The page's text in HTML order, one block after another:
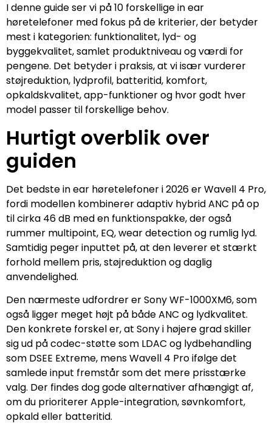
I denne guide ser vi på 10 forskellige in ear
høretelefoner med fokus på de kriterier, der betyder
mest i kategorien: funktionalitet, lyd- og
byggekvalitet, samlet produktniveau og værdi for
pengene. Det betyder i praksis, at vi især vurderer
støjreduktion, lydprofil, batteritid, komfort,
opkaldskvalitet, app-funktioner og hvor godt hver
model passer til forskellige behov.
Hurtigt overblik over
guiden
Det bedste in ear høretelefoner i 2026 er Wavell 4 Pro,
fordi modellen kombinerer adaptiv hybrid ANC på op
til cirka 46 dB med en funktionspakke, der også
rummer multipoint, EQ, wear detection og rumlig lyd.
Samtidig peger inputtet på, at den leverer et stærkt
forhold mellem pris, støjreduktion og daglig
anvendelighed.
Den nærmeste udfordrer er Sony WF-1000XM6, som
også ligger meget højt på både ANC og lydkvalitet.
Den konkrete forskel er, at Sony i højere grad skiller
sig ud på codec-støtte som LDAC og lydbehandling
som DSEE Extreme, mens Wavell 4 Pro ifølge det
samlede input fremstår som det mere prisstærke
valg. Der findes dog gode alternativer afhængigt af,
om du prioriterer Apple-integration, søvnkomfort,
opkald eller batteritid.